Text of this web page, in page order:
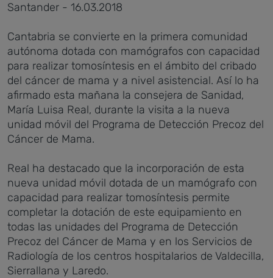
Santander - 16.03.2018
Cantabria se convierte en la primera comunidad
autónoma dotada con mamógrafos con capacidad
para realizar tomosíntesis en el ámbito del cribado
del cáncer de mama y a nivel asistencial. Así lo ha
afirmado esta mañana la consejera de Sanidad,
María Luisa Real, durante la visita a la nueva
unidad móvil del Programa de Detección Precoz del
Cáncer de Mama.
Real ha destacado que la incorporación de esta
nueva unidad móvil dotada de un mamógrafo con
capacidad para realizar tomosíntesis permite
completar la dotación de este equipamiento en
todas las unidades del Programa de Detección
Precoz del Cáncer de Mama y en los Servicios de
Radiología de los centros hospitalarios de Valdecilla,
Sierrallana y Laredo.